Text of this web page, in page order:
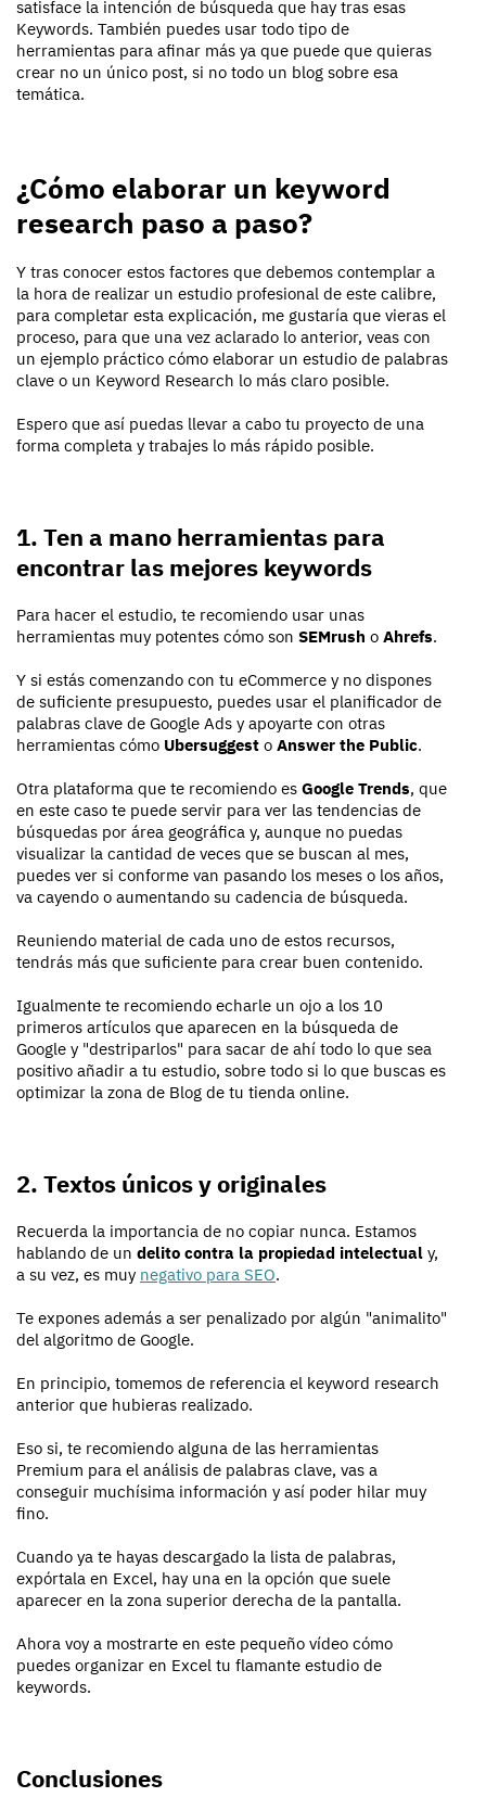
satisface la intención de búsqueda que hay tras esas
Keywords. También puedes usar todo tipo de
herramientas para afinar más ya que puede que quieras
crear no un único post, si no todo un blog sobre esa
temática.
¿Cómo elaborar un keyword
research paso a paso?
Y tras conocer estos factores que debemos contemplar a
la hora de realizar un estudio profesional de este calibre,
para completar esta explicación, me gustaría que vieras el
proceso, para que una vez aclarado lo anterior, veas con
un ejemplo práctico cómo elaborar un estudio de palabras
clave o un Keyword Research lo más claro posible.
Espero que así puedas llevar a cabo tu proyecto de una
forma completa y trabajes lo más rápido posible.
1. Ten a mano herramientas para
encontrar las mejores keywords
Para hacer el estudio, te recomiendo usar unas
herramientas muy potentes cómo son SEMrush o Ahrefs.
Y si estás comenzando con tu eCommerce y no dispones
de suficiente presupuesto, puedes usar el planificador de
palabras clave de Google Ads y apoyarte con otras
herramientas cómo Ubersuggest o Answer the Public.
Otra plataforma que te recomiendo es Google Trends, que
en este caso te puede servir para ver las tendencias de
búsquedas por área geográfica y, aunque no puedas
visualizar la cantidad de veces que se buscan al mes,
puedes ver si conforme van pasando los meses o los años,
va cayendo o aumentando su cadencia de búsqueda.
Reuniendo material de cada uno de estos recursos,
tendrás más que suficiente para crear buen contenido.
Igualmente te recomiendo echarle un ojo a los 10
primeros artículos que aparecen en la búsqueda de
Google y "destriparlos" para sacar de ahí todo lo que sea
positivo añadir a tu estudio, sobre todo si lo que buscas es
optimizar la zona de Blog de tu tienda online.
2. Textos únicos y originales
Recuerda la importancia de no copiar nunca. Estamos
hablando de un delito contra la propiedad intelectual y,
a su vez, es muy negativo para SEO.
Te expones además a ser penalizado por algún "animalito"
del algoritmo de Google.
En principio, tomemos de referencia el keyword research
anterior que hubieras realizado.
Eso si, te recomiendo alguna de las herramientas
Premium para el análisis de palabras clave, vas a
conseguir muchísima información y así poder hilar muy
fino.
Cuando ya te hayas descargado la lista de palabras,
expórtala en Excel, hay una en la opción que suele
aparecer en la zona superior derecha de la pantalla.
Ahora voy a mostrarte en este pequeño vídeo cómo
puedes organizar en Excel tu flamante estudio de
keywords.
Conclusiones